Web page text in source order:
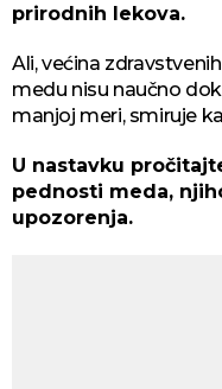
prirodnih lekova.
Ali, većina
medu nisu naučno
manjoj meri, smiruje
U nastavku
pednosti meda,
upozorenja.